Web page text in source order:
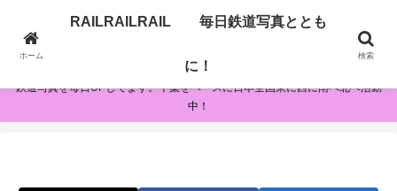
RAILRAILRAIL 毎日鉄道写真とともに！
鉄道写真を毎日UPしてます。千葉をベースに日本全国東に西に南へ北へ活動
中！
ホーム
RAILRAILRAIL 毎日鉄道写真ととも
に！
検索